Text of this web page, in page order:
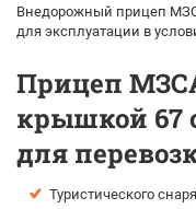
Внедорожный прицеп
для эксплуатации в
Прицеп МЗСА
крышкой 67
для
Туристического